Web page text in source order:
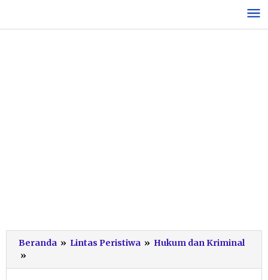
konten
Beranda » Lintas Peristiwa » Hukum dan Kriminal
»
ATM